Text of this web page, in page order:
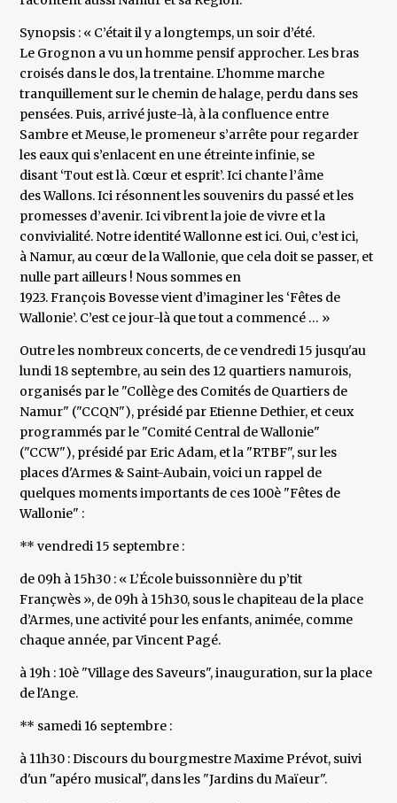
Synopsis : « C’était il y a longtemps, un soir d’été.
Le Grognon a vu un homme pensif approcher. Les bras
croisés dans le dos, la trentaine. L’homme marche
tranquillement sur le chemin de halage, perdu dans ses
pensées. Puis, arrivé juste-là, à la confluence entre
Sambre et Meuse, le promeneur s’arrête pour regarder
les eaux qui s’enlacent en une étreinte infinie, se
disant ‘Tout est là. Cœur et esprit’. Ici chante l’âme
des Wallons. Ici résonnent les souvenirs du passé et les
promesses d’avenir. Ici vibrent la joie de vivre et la
convivialité. Notre identité Wallonne est ici. Oui, c’est ici,
à Namur, au cœur de la Wallonie, que cela doit se passer, et
nulle part ailleurs ! Nous sommes en
1923. François Bovesse vient d’imaginer les ‘Fêtes de
Wallonie’. C’est ce jour-là que tout a commencé … »
Outre les nombreux concerts, de ce vendredi 15 jusqu'au
lundi 18 septembre, au sein des 12 quartiers namurois,
organisés par le "Collège des Comités de Quartiers de
Namur" ("CCQN"), présidé par Etienne Dethier, et ceux
programmés par le "Comité Central de Wallonie"
("CCW"), présidé par Eric Adam, et la "RTBF", sur les
places d'Armes & Saint-Aubain, voici un rappel de
quelques moments importants de ces 100è "Fêtes de
Wallonie" :
** vendredi 15 septembre :
de 09h à 15h30 : « L’École buissonnière du p’tit
Françwès », de 09h à 15h30, sous le chapiteau de la place
d’Armes, une activité pour les enfants, animée, comme
chaque année, par Vincent Pagé.
à 19h : 10è "Village des Saveurs", inauguration, sur la place
de l'Ange.
** samedi 16 septembre :
à 11h30 : Discours du bourgmestre Maxime Prévot, suivi
d'un "apéro musical", dans les "Jardins du Maïeur".